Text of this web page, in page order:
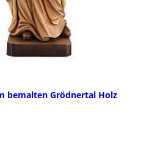
bemalten Grödnertal Holz